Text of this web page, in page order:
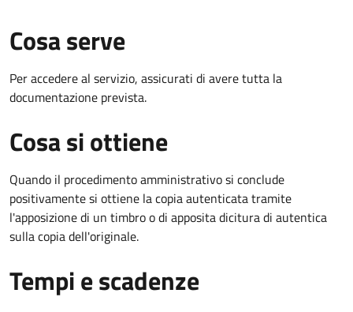
Cosa serve
Per accedere al servizio, assicurati di avere tutta la
documentazione prevista.
Cosa si ottiene
Quando il procedimento amministrativo si conclude
positivamente si ottiene la copia autenticata tramite
l'apposizione di un timbro o di apposita dicitura di autentica
sulla copia dell'originale.
Tempi e scadenze